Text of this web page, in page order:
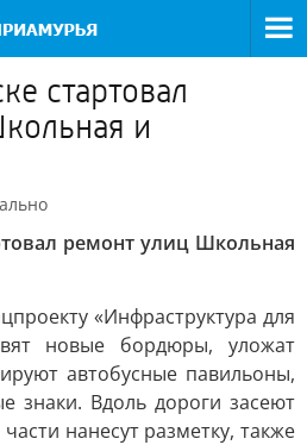
стартовал
и
ремонт улиц Школьная
«Инфраструктура для
новые бордюры, уложат
автобусные павильоны,
знаки. Вдоль дороги засеют
нанесут разметку, также